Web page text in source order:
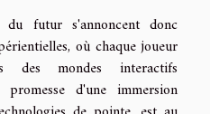
futur s'annoncent donc
où chaque joueur
des mondes interactifs
d'une immersion